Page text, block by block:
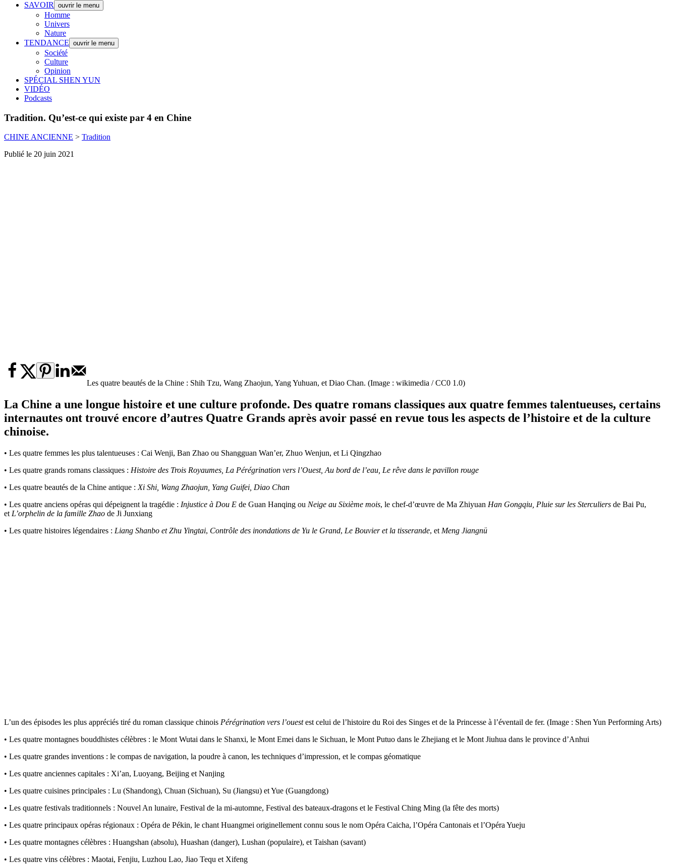
SAVOIR
ouvrir le menu
Homme
Univers
Nature
TENDANCE ouvrir le menu
Société
Culture
Opinion
SPÉCIAL SHEN YUN
VIDÉO
Podcasts
Tradition. Qu’est-ce qui existe par 4 en Chine
CHINE ANCIENNE > Tradition
Publié le 20 juin 2021
Les quatre beautés de la Chine : Shih Tzu, Wang Zhaojun, Yang Yuhuan, et Diao Chan. (Image : wikimedia / CC0 1.0)
La Chine a une longue histoire et une culture profonde. Des quatre romans classiques aux quatre femmes talentueuses, certains
internautes ont trouvé encore d’autres Quatre Grands après avoir passé en revue tous les aspects de l’histoire et de la culture
chinoise.
• Les quatre femmes les plus talentueuses : Cai Wenji, Ban Zhao ou Shangguan Wan’er, Zhuo Wenjun, et Li Qingzhao
• Les quatre grands romans classiques : Histoire des Trois Royaumes, La Pérégrination vers l’Ouest, Au bord de l’eau, Le rêve dans le pavillon rouge
• Les quatre beautés de la Chine antique : Xi Shi, Wang Zhaojun, Yang Guifei, Diao Chan
• Les quatre anciens opéras qui dépeignent la tragédie : Injustice à Dou E de Guan Hanqing ou Neige au Sixième mois, le chef-d’œuvre de Ma Zhiyuan Han Gongqiu, Pluie sur les Sterculiers de Bai Pu,
et L’orphelin de la famille Zhao de Ji Junxiang
• Les quatre histoires légendaires : Liang Shanbo et Zhu Yingtai, Contrôle des inondations de Yu le Grand, Le Bouvier et la tisserande, et Meng Jiangnü
L’un des épisodes les plus appréciés tiré du roman classique chinois Pérégrination vers l’ouestest celui de l’histoire du Roi des Singes et de la Princesse à l’éventail de fer. (Image : Shen Yun Performing Arts)
• Les quatre montagnes bouddhistes célèbres : le Mont Wutai dans le Shanxi, le Mont Emei dans le Sichuan, le Mont Putuo dans le Zhejiang et le Mont Jiuhua dans le province d’Anhui
• Les quatre grandes inventions : le compas de navigation, la poudre à canon, les techniques d’impression, et le compas géomatique
• Les quatre anciennes capitales : Xi’an, Luoyang, Beijing et Nanjing
• Les quatre cuisines principales : Lu (Shandong), Chuan (Sichuan), Su (Jiangsu) et Yue (Guangdong)
• Les quatre festivals traditionnels : Nouvel An lunaire, Festival de la mi-automne, Festival des bateaux-dragons et le Festival Ching Ming (la fête des morts)
• Les quatre principaux opéras régionaux : Opéra de Pékin, le chant Huangmei originellement connu sous le nom Opéra Caicha, l’Opéra Cantonais et l’Opéra Yueju
• Les quatre montagnes célèbres : Huangshan (absolu), Huashan (danger), Lushan (populaire), et Taishan (savant)
• Les quatre vins célèbres : Maotai, Fenjiu, Luzhou Lao, Jiao Tequ et Xifeng